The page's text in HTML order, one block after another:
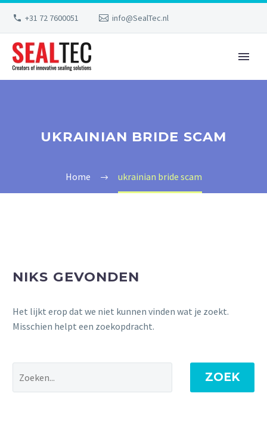
+31 72 7600051 info@SealTec.nl
UKRAINIAN BRIDE SCAM
Home ukrainian bride scam
NIKS GEVONDEN
Het lijkt erop dat we niet kunnen vinden wat je zoekt.
Misschien helpt een zoekopdracht.
ZOEK